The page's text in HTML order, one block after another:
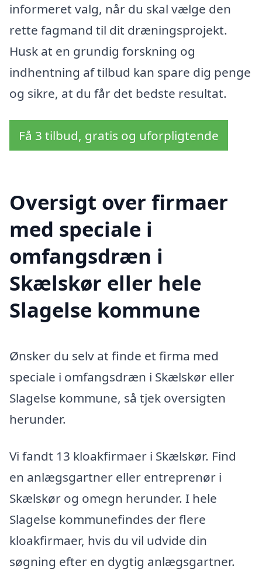
informeret valg, når du skal vælge den
rette fagmand til dit dræningsprojekt.
Husk at en grundig forskning og
indhentning af tilbud kan spare dig penge
og sikre, at du får det bedste resultat.
Få 3 tilbud, gratis og uforpligtende
Oversigt over firmaer
med speciale i
omfangsdræn i
Skælskør eller hele
Slagelse kommune
Ønsker du selv at finde et firma med
speciale i omfangsdræn i Skælskør eller
Slagelse kommune, så tjek oversigten
herunder.
Vi fandt 13 kloakfirmaer i Skælskør. Find
en anlægsgartner eller entreprenør i
Skælskør og omegn herunder. I hele
Slagelse kommunefindes der flere
kloakfirmaer, hvis du vil udvide din
søgning efter en dygtig anlægsgartner.